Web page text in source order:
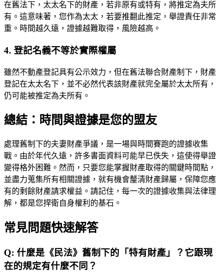
在舊法下，太太名下的財產，若非原有或特有，將推定為夫所
有。這意味著，您作為太太，若要推翻此推定，舉證責任非常
重。時間越久遠，證據越難取得，風險越高。
4. 登記名義不等於實際權屬
雖然不動產登記具有公示效力，但在舊法聯合財產制下，財產
登記在太太名下，並不必然代表該財產就完全屬於太太所有，
仍可能被推定為夫所有。
總結：時間與證據是您的盟友
處理舊制下的夫妻財產爭議，是一場與時間賽跑的證據收集
戰。由於年代久遠，許多書面資料可能早已佚失，這使得舉證
變得格外困難。然而，只要您能掌握財產取得的關鍵時間點，
並盡力蒐集所有相關證據，就有機會釐清財產歸屬，保障您應
有的剩餘財產請求權益。請記住，每一次的證據收集與法律理
解，都是您捍衛自身權利的基石。
常見問題快速解答
Q: 什麼是《民法》舊制下的「特有財產」？它跟現
在的規定有什麼不同？